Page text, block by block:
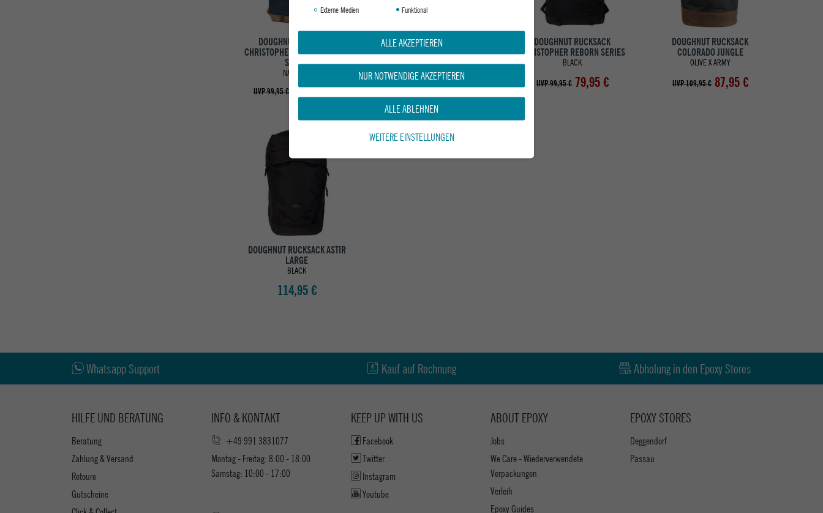
DOUGHNUT RUCKSACK
CHRISTOPHER HAPPY CAMPER
SERIES
NAUTICAL
UVP 99,95 € ab 79,95 €
DOUGHNUT RUCKSACK
CHRISTOPHER HAPPY CAMPER
SERIES
IVORY
ab 79,95 €
DOUGHNUT RUCKSACK
CHRISTOPHER REBORN SERIES
BLACK
UVP 99,95 € 79,95 €
DOUGHNUT RUCKSACK
COLORADO JUNGLE
OLIVE X ARMY
UVP 109,95 € 87,95 €
DOUGHNUT RUCKSACK ASTIR
LARGE
BLACK
114,95 €
Whatsapp Support Kauf auf Rechnung Abholung in den Epoxy Stores
HILFE UND BERATUNG
Beratung
Zahlung & Versand
Retoure
Gutscheine
INFO & KONTAKT
+49 991 3831077
Montag - Freitag: 8:00 - 18:00
Samstag: 10:00 - 17:00
ABOUT EPOXY
Jobs
We Care - Wiederverwendete
Verpackungen
Verleih
Epoxy Guides
EPOXY STORES
Deggendorf
Passau
KEEP UP WITH US
Facebook
Twitter
Instagram
Youtube
Externe Medien
Funktional
ALLE AKZEPTIEREN
NUR NOTWENDIGE AKZEPTIEREN
ALLE ABLEHNEN
WEITERE EINSTELLUNGEN